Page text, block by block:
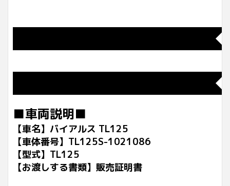
■車両説明■
【車名】バイアルス TL125
【車体番号】TL125S-1021086
【型式】TL125
【お渡しする書類】販売証明書